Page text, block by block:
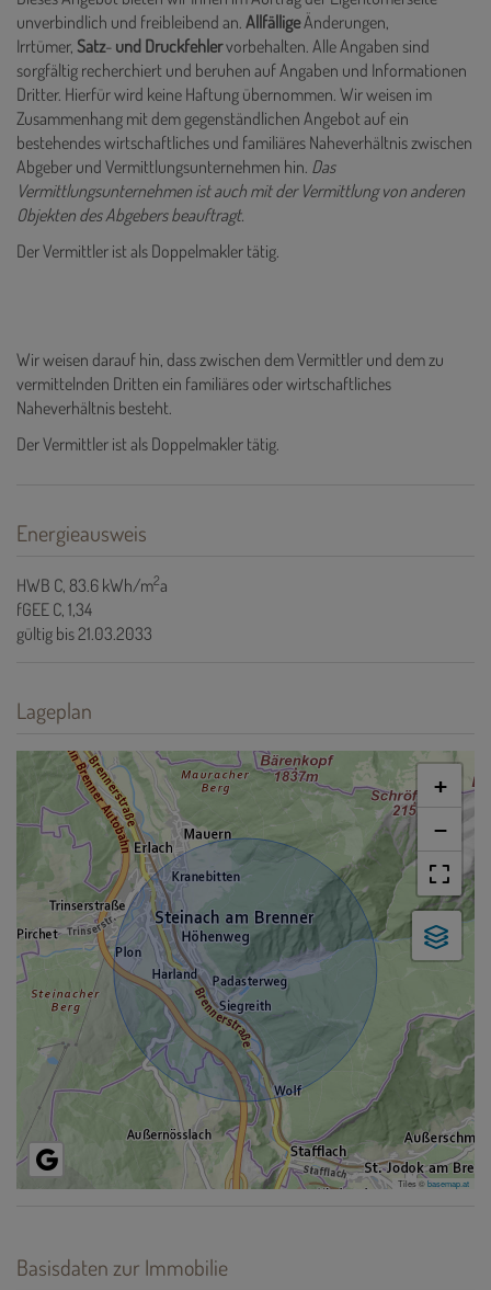
unverbindlich und freibleibend an. AllfälligeÄnderungen,
Irrtümer, Satz- und Druckfehlervorbehalten. Alle Angaben sind
sorgfältig recherchiert und beruhen auf Angaben und Informationen
Dritter. Hierfür wird keine Haftung übernommen. Wir weisen im
Zusammenhang mit dem gegenständlichen Angebot auf ein
bestehendes wirtschaftliches und familiäres Naheverhältnis zwischen
Abgeber und Vermittlungsunternehmen hin. Das
Vermittlungsunternehmen ist auch mit der Vermittlung von anderen
Objekten des Abgebers beauftragt.
Der Vermittler ist als Doppelmakler tätig.
Wir weisen darauf hin, dass zwischen dem Vermittler und dem zu
vermittelnden Dritten ein familiäres oder wirtschaftliches
Naheverhältnis besteht.
Der Vermittler ist als Doppelmakler tätig.
Energieausweis
HWB C, 83.6 kWh/m2a
fGEE C, 1,34
gültig bis21.03.2033
Lageplan
+
−
Tiles ©basemap.at
Basisdaten zur Immobilie